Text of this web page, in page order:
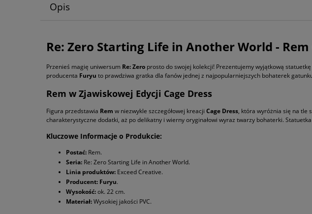
Opis
Re: Zero Starting Life in Another World -
Przenieś magię uniwersum Re: Zero prosto do swojej kolekcji! Prezentujemy wyjątkową statuetkę
producenta Furyu to prawdziwa gratka dla fanów jednej z najpopularniejszych bohaterek
Rem w Zjawiskowej Edycji Cage Dress
Figura przedstawia Rem w niezwykle szczegółowej kreacji Cage Dress, która wyróżnia się na tle
charakterystyczne dodatki, aż po delikatny i wierny oryginałowi wyraz twarzy bohaterki.
Kluczowe Informacje o Produkcie:
Postać: Rem.
Seria: Re: Zero Starting Life in Another World.
Linia produktów: Exceed Creative.
Producent: Furyu.
Wysokość:ok. 22 cm.
Materiał:Wysokiej jakości PVC.